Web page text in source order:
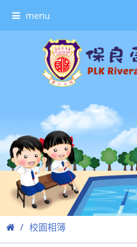
menu
校園相簿